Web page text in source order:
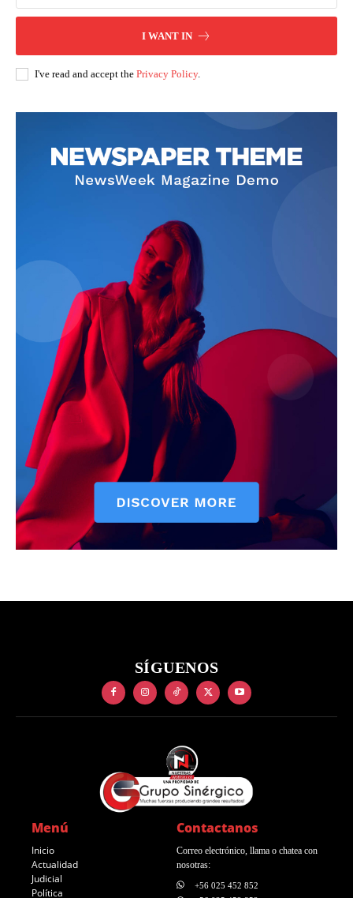
I WANT IN
I've read and accept the Privacy Policy.
SÍGUENOS
Menú
Inicio
Actualidad
Judicial
Política
Contactanos
Correo electrónico, llama o chatea con
nosotras:
+56 025 452 852